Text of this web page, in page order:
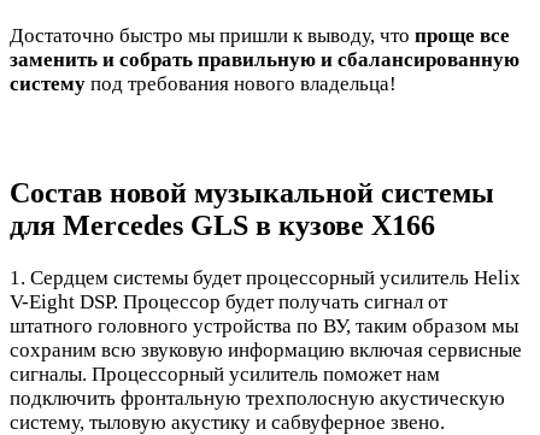
Достаточно быстро мы пришли к выводу, что проще все
заменить и собрать правильную и сбалансированную
систему под требования нового владельца!
Состав новой музыкальной системы
для Mercedes GLS в кузове X166
1. Сердцем системы будет процессорный усилитель Helix
V-Eight DSP. Процессор будет получать сигнал от
штатного головного устройства по ВУ, таким образом мы
сохраним всю звуковую информацию включая сервисные
сигналы. Процеcсорный усилитель поможет нам
подключить фронтальную трехполосную акустическую
систему, тыловую акустику и сабвуферное звено.